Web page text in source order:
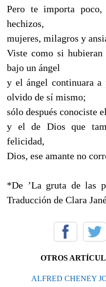
Pero te importa
hechizos,
mujeres, milagros y
Viste como si
bajo un ángel
y el ángel continuara a
olvido de sí mismo;
sólo después conociste
y el de Dios que
felicidad,
Dios, ese amante no
*De ’La gruta de las
Traducción de Clara
OTROS
ALFRED CHENEY